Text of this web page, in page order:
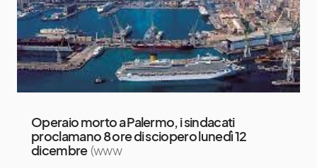
Operaio morto a Palermo, i sindacati
proclamano 8 ore di sciopero lunedì 12
dicembre (www